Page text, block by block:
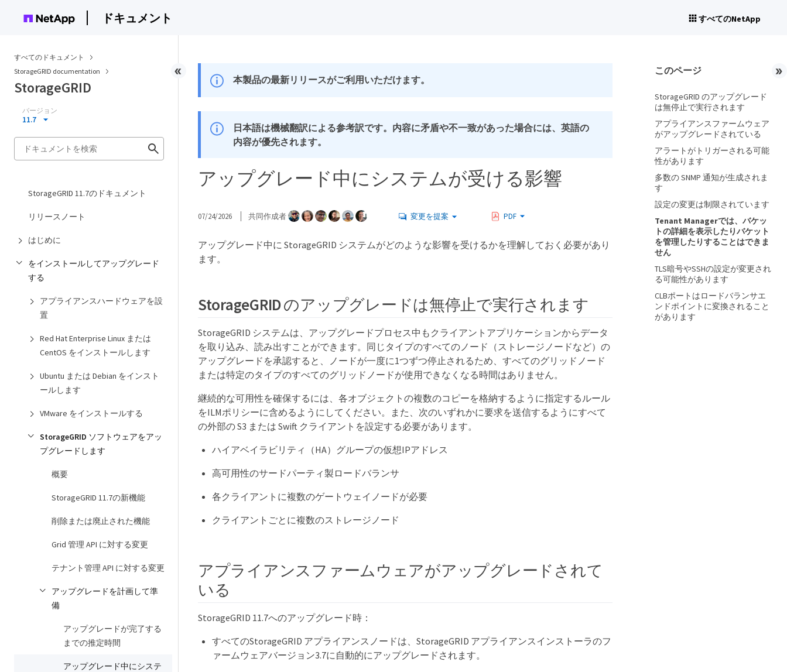
ドキュメント すべてのNetApp
すべてのドキュメント
StorageGRID documentation
StorageGRID
バージョン
11.7
StorageGRID 11.7のドキュメント
リリースノート
はじめに
をインストールしてアップグレード
する
アプライアンスハードウェアを設
置
Red Hat Enterprise Linux または
CentOS をインストールします
Ubuntu または Debian をインスト
ールします
VMware をインストールする
StorageGRID ソフトウェアをアッ
プグレードします
概要
StorageGRID 11.7の新機能
削除または廃止された機能
Grid 管理 API に対する変更
テナント管理 API に対する変更
アップグレードを計画して準
備
アップグレードが完了する
までの推定時間
アップグレード中にシステ
本製品の最新リリースがご利用いただけます。
日本語は機械翻訳による参考訳です。内容に矛盾や不一致があった場合には、英語の
内容が優先されます。
アップグレード中にシステムが受ける影響
07/24/2026 共同作成者 変更を提案 PDF
アップグレード中に StorageGRID システムがどのような影響を受けるかを理解しておく必要があり
ます。
StorageGRID のアップグレードは無停止で実行されます
StorageGRID システムは、アップグレードプロセス中もクライアントアプリケーションからデータ
を取り込み、読み出すことができます。同じタイプのすべてのノード（ストレージノードなど）の
アップグレードを承認すると、ノードが一度に1つずつ停止されるため、すべてのグリッドノード
または特定のタイプのすべてのグリッドノードが使用できなくなる時間はありません。
継続的な可用性を確保するには、各オブジェクトの複数のコピーを格納するように指定するルール
をILMポリシーに含めるようにしてください。また、次のいずれかに要求を送信するようにすべて
の外部の S3 または Swift クライアントを設定する必要があります。
ハイアベイラビリティ（HA）グループの仮想IPアドレス
高可用性のサードパーティ製ロードバランサ
各クライアントに複数のゲートウェイノードが必要
クライアントごとに複数のストレージノード
アプライアンスファームウェアがアップグレードされて
いる
StorageGRID 11.7へのアップグレード時：
すべてのStorageGRID アプライアンスノードは、StorageGRID アプライアンスインストーラのフ
ァームウェアバージョン3.7に自動的にアップグレードされます。
このページ
StorageGRID のアップグレード
は無停止で実行されます
アプライアンスファームウェア
がアップグレードされている
アラートがトリガーされる可能
性があります
多数の SNMP 通知が生成されま
す
設定の変更は制限されています
Tenant Managerでは、バケッ
トの詳細を表示したりバケット
を管理したりすることはできま
せん
TLS暗号やSSHの設定が変更され
る可能性があります
CLBポートはロードバランサエ
ンドポイントに変換されること
があります